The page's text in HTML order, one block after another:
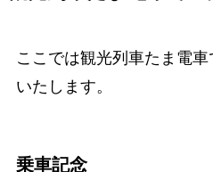
ここでは観光列車たま電
いたします。
乗車記念